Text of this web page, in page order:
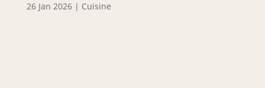
26 Jan 2026| Cuisine